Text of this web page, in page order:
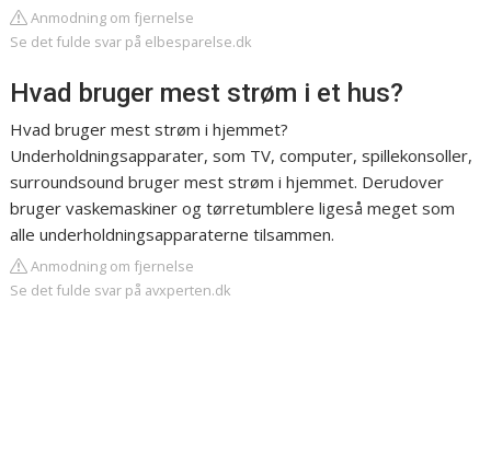
Anmodning om fjernelse
Se det fulde svar på elbesparelse.dk
Hvad bruger mest strøm i et hus?
Hvad bruger mest strøm i hjemmet?
Underholdningsapparater, som TV, computer, spillekonsoller,
surroundsound bruger mest strøm i hjemmet. Derudover
bruger vaskemaskiner og tørretumblere ligeså meget som
alle underholdningsapparaterne tilsammen.
Anmodning om fjernelse
Se det fulde svar på avxperten.dk